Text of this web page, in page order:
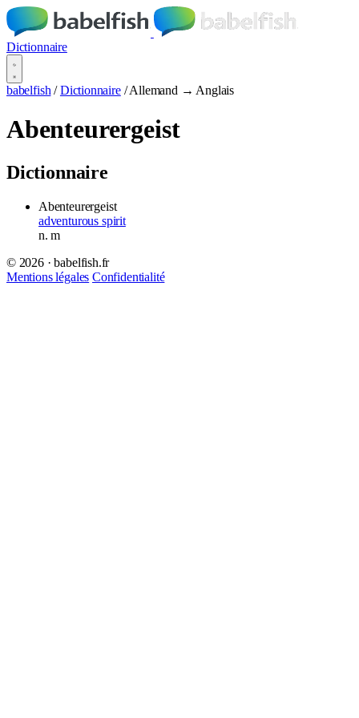
Dictionnaire
babelfish / Dictionnaire / Allemand → Anglais
Abenteurergeist
Dictionnaire
Abenteurergeist
adventurous spirit
n.m
© 2026 · babelfish.fr
Mentions légales Confidentialité